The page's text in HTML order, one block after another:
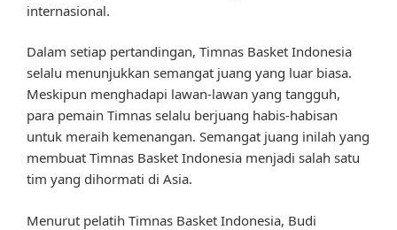
internasional.
Dalam setiap pertandingan, Timnas Basket Indonesia
selalu menunjukkan semangat juang yang luar biasa.
Meskipun menghadapi lawan-lawan yang tangguh,
para pemain Timnas selalu berjuang habis-habisan
untuk meraih kemenangan. Semangat juang inilah yang
membuat Timnas Basket Indonesia menjadi salah satu
tim yang dihormati di Asia.
Menurut pelatih Timnas Basket Indonesia, Budi